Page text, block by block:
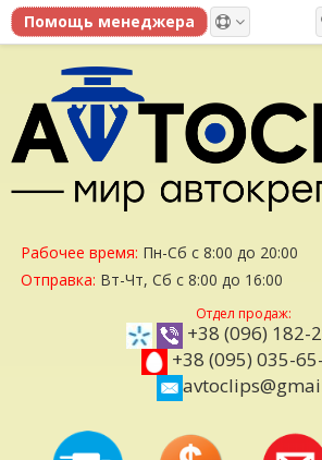
Рабочее время: Пн-Сб с 8:00 до 20:00
Отправка: Вт-Чт, Сб с 8:00 до 16:00
Отдел продаж:
+38 (096) 182-
+38 (095) 035-